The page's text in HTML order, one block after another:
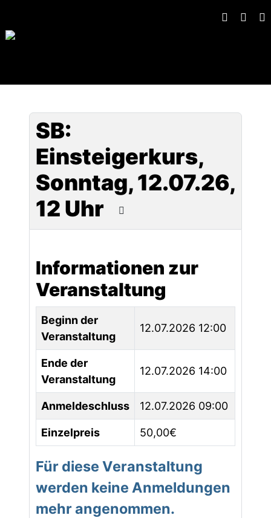
SB:
Einsteigerkurs,
Sonntag, 12.07.26,
12 Uhr
Informationen zur
Veranstaltung
Beginn der
Veranstaltung
12.07.2026 12:00
Ende der
Veranstaltung
12.07.2026 14:00
Anmeldeschluss 12.07.2026 09:00
Einzelpreis 50,00€
Für diese Veranstaltung
werden keine Anmeldungen
mehr angenommen.